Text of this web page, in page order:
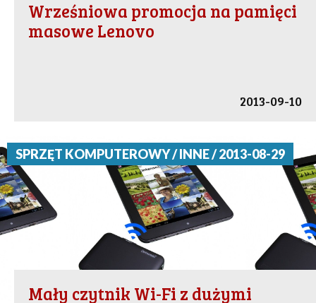
Wrześniowa promocja na pamięci
masowe Lenovo
2013-09-10
SPRZĘT KOMPUTEROWY / INNE / 2013-08-29
Mały czytnik Wi-Fi z dużymi